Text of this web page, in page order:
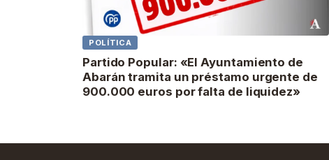
POLÍTICA
Partido Popular: «El Ayuntamiento de
Abarán tramita un préstamo urgente de
900.000 euros por falta de liquidez»